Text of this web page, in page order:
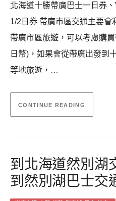
北海道十勝帶廣巴士一日券
1/2日券 帶廣市區交通主要會
帶廣市區旅遊，可以考慮購
日幣)，如果會從帶廣出發到
等地旅遊，…
CONTINUE READING
到北海道然別湖
到然別湖巴士交